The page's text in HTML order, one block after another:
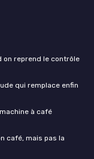
on reprend le contrôle
qui remplace enfin
à café
café, mais pas la